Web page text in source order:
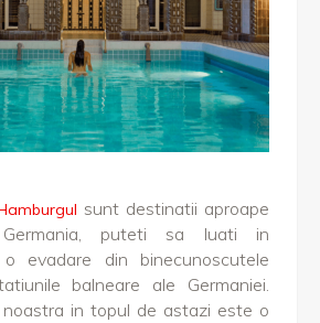
sunt destinatii aproape
puteti sa luati in
evadare din binecunoscutele
balneare ale Germaniei.
noastra in topul de astazi este o